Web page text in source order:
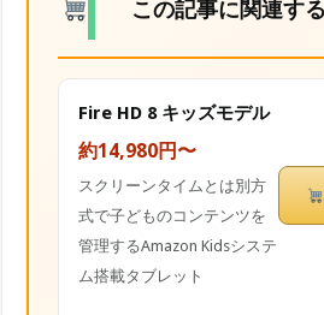
この記事に関連す
Fire HD 8 キッズモデル
約14,980円〜
スクリーンタイムとは別方
式で子どものコンテンツを
管理するAmazon Kidsシステ
ム搭載タブレット